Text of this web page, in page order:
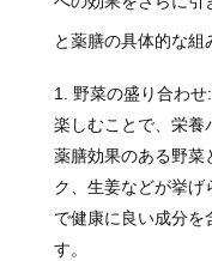
と薬膳の具体的な組
野菜の盛り合わ
楽しむことで、栄養
薬膳効果のある野菜
ク、生姜などが挙げ
で健康に良い成分を
す。